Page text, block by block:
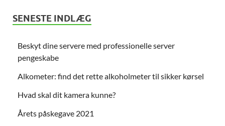
SENESTE INDLÆG
Beskyt dine servere med professionelle server
pengeskabe
Alkometer: find det rette alkoholmeter til sikker kørsel
Hvad skal dit kamera kunne?
Årets påskegave 2021